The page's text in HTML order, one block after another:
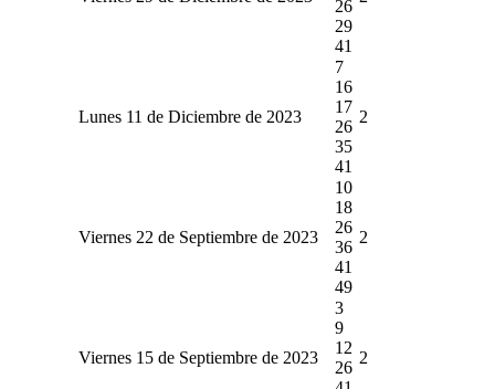
26
29
41
Lunes 11 de Diciembre de 2023
7
16
17
26
35
41
2
Viernes 22 de Septiembre de 2023
10
18
26
36
41
49
2
Viernes 15 de Septiembre de 2023
3
9
12
26
2